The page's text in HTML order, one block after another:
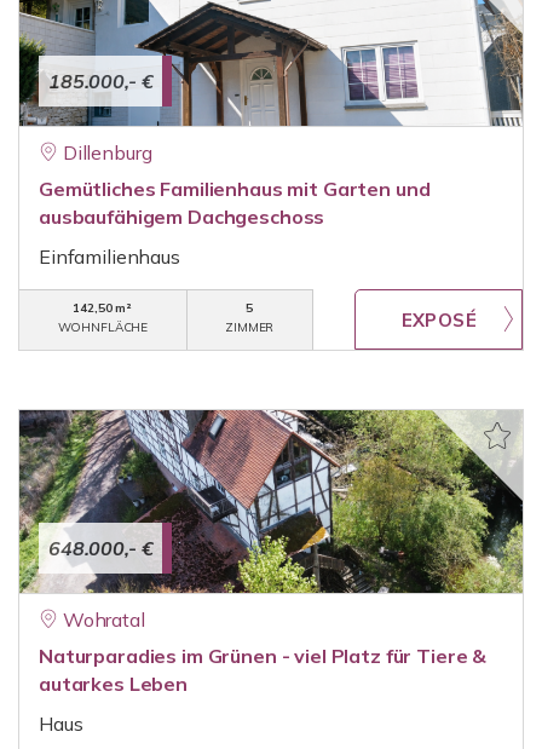
185.000,- €
Dillenburg
Gemütliches Familienhaus mit Garten und
ausbaufähigem Dachgeschoss
Einfamilienhaus
142,50 m²
WOHNFLÄCHE
5
ZIMMER
648.000,- €
Wohratal
Naturparadies im Grünen - viel Platz für Tiere &
autarkes Leben
Haus